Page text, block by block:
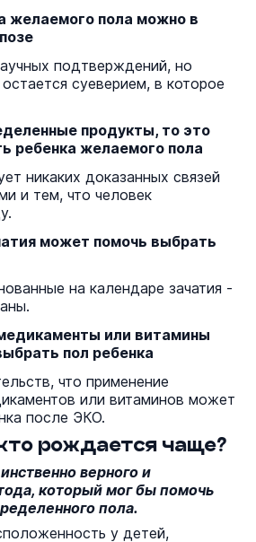
желаемого пола можно в
подтверждений, но
суеверием, в которое
продукты, то это
ребенка желаемого пола
никаких доказанных связей
и тем, что человек
может помочь выбрать
на календаре зачатия -
или витамины
пол ребенка
что применение
или витаминов может
после ЭКО.
рождается чаще?
верного и
который мог бы помочь
пола.
у детей,